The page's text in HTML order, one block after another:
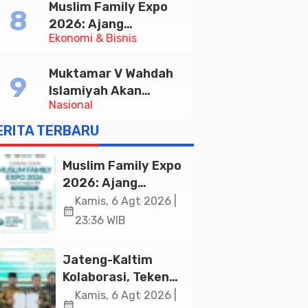
Pelayanan Publik
Ekonomi & Bisnis
Muslim Family Expo
2026: Ajang
Silaturahim dan
Halal di Jakarta
Nasional
Muktamar V Wahdah
Islamiyah Akan
Kukuhkan 10.000
Guru Al-Qur’an di
Masjid Istiqlal
TERBARU
Muslim Family Expo
2026: Ajang
Silaturahim dan
Kebangkitan
Jakarta
calendar_month
Kamis, 6 Agt 2026 |
23:36 WIB
Jateng-Kaltim
Kolaborasi, Teken
19 Kerja Sama
Kamis, 6 Agt 2026 |